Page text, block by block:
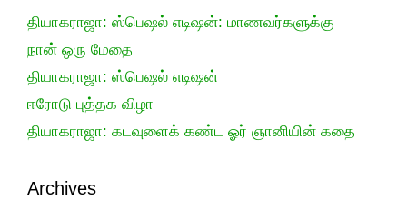
தியாகராஜா: ஸ்பெஷல் எடிஷன்: மாணவர்களுக்கு
நான் ஒரு மேதை
தியாகராஜா: ஸ்பெஷல் எடிஷன்
ஈரோடு புத்தக விழா
தியாகராஜா: கடவுளைக் கண்ட ஓர் ஞானியின் கதை
Archives